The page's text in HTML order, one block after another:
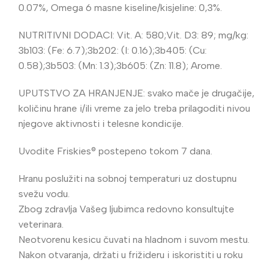
0.07%, Omega 6 masne kiseline/kisjeline: 0,3%.
NUTRITIVNI DODACI: Vit. A: 580;Vit. D3: 89; mg/kg:
3b103: (Fe: 6.7);3b202: (I: 0.16);3b405: (Cu:
0.58);3b503: (Mn: 1.3);3b605: (Zn: 11.8); Arome.
UPUTSTVO ZA HRANJENJE: svako mače je drugačije,
količinu hrane i/ili vreme za jelo treba prilagoditi nivou
njegove aktivnosti i telesne kondicije.
Uvodite Friskies® postepeno tokom 7 dana.
Hranu poslužiti na sobnoj temperaturi uz dostupnu
svežu vodu.
Zbog zdravlja Vašeg ljubimca redovno konsultujte
veterinara.
Neotvorenu kesicu čuvati na hladnom i suvom mestu.
Nakon otvaranja, držati u frižideru i iskoristiti u roku